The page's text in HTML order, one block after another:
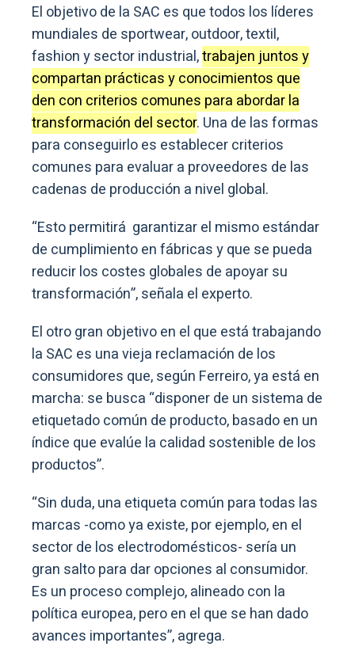
El objetivo de la SAC es que todos los líderes
mundiales de sportwear, outdoor, textil,
fashion y sector industrial,trabajen juntos y
compartan prácticas y conocimientos que
den con criterios comunes para abordar la
transformación del sector. Una de las formas
para conseguirlo es establecer criterios
comunes para evaluar a proveedores de las
cadenas de producción a nivel global.
“Esto permitirá garantizar el mismo estándar
de cumplimiento en fábricas y que se pueda
reducir los costes globales de apoyar su
transformación”, señala el experto.
El otro gran objetivo en el que está trabajando
la SAC es una vieja reclamación de los
consumidores que, según Ferreiro, ya está en
marcha: se busca “disponer de un sistema de
etiquetado común de producto, basado en un
índice que evalúe la calidad sostenible de los
productos”.
“Sin duda, una etiqueta común para todas las
marcas -como ya existe, por ejemplo, en el
sector de los electrodomésticos- sería un
gran salto para dar opciones al consumidor.
Es un proceso complejo, alineado con la
política europea, pero en el que se han dado
avances importantes”, agrega.